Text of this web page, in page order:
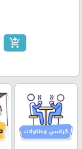
add_shopping_cart